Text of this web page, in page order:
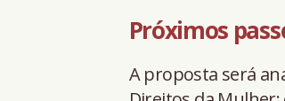
Próximos
A proposta será